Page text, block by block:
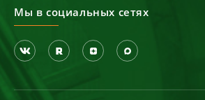
Мы в социальных сетях